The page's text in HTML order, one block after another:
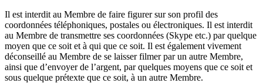
Il est interdit au Membre de faire figurer sur son profil des
coordonnées téléphoniques, postales ou électroniques. Il est interdit
au Membre de transmettre ses coordonnées (Skype etc.) par quelque
moyen que ce soit et à qui que ce soit. Il est également vivement
déconseillé au Membre de se laisser filmer par un autre Membre,
ainsi que d’envoyer de l’argent, par quelques moyens que ce soit et
sous quelque prétexte que ce soit, à un autre Membre.